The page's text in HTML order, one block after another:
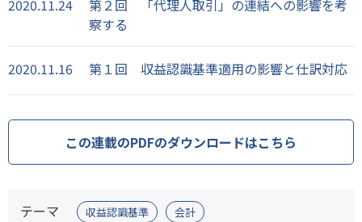
2020.11.24
第２回 「代理人取引」の連結への影響を考
察する
2020.11.16 第１回 収益認識基準適用の影響と仕訳対応
この連載のPDFのダウンロードはこちら
テーマ 収益認識基準 会計